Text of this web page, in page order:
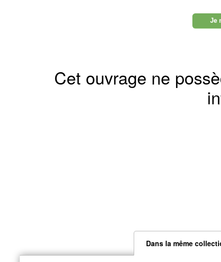
Je
Cet ouvrage ne
Dans la même